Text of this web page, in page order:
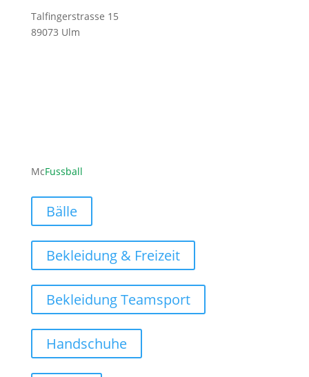
Talfingerstrasse 15
89073 Ulm
McFussball
Bälle
Bekleidung & Freizeit
Bekleidung Teamsport
Handschuhe